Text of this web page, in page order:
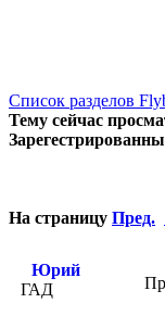
Список разделов
Тему сейчас
На страницу Пред.
Юрий
ГАД